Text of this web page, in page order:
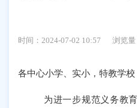
时间：2024-07-02 10:57 浏览量
各中心小学、实小，特教学校
为进一步规范义务教